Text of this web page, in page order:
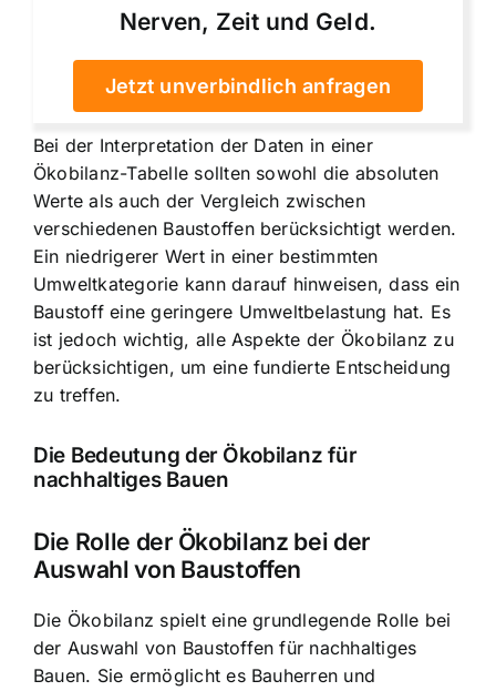
Nerven, Zeit und Geld.
Jetzt unverbindlich anfragen
Bei der Interpretation der Daten in einer
Ökobilanz-Tabelle sollten sowohl die absoluten
Werte als auch der Vergleich zwischen
verschiedenen Baustoffen berücksichtigt werden.
Ein niedrigerer Wert in einer bestimmten
Umweltkategorie kann darauf hinweisen, dass ein
Baustoff eine geringere Umweltbelastung hat. Es
ist jedoch wichtig, alle Aspekte der Ökobilanz zu
berücksichtigen, um eine fundierte Entscheidung
zu treffen.
Die Bedeutung der Ökobilanz für
nachhaltiges Bauen
Die Rolle der Ökobilanz bei der
Auswahl von Baustoffen
Die Ökobilanz spielt eine grundlegende Rolle bei
der Auswahl von Baustoffen für nachhaltiges
Bauen. Sie ermöglicht es Bauherren und